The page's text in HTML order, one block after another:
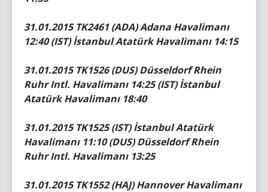
31.01.2015 TK2461 (ADA) Adana Havalimanı
12:40 (IST) İstanbul Atatürk Havalimanı 14:15
31.01.2015 TK1526 (DUS) Düsseldorf Rhein
Ruhr Intl. Havalimanı 14:25 (IST) İstanbul
Atatürk Havalimanı 18:40
31.01.2015 TK1525 (IST) İstanbul Atatürk
Havalimanı 11:10 (DUS) Düsseldorf Rhein
Ruhr Intl. Havalimanı 13:25
31.01.2015 TK1552 (HAJ) Hannover Havalimanı